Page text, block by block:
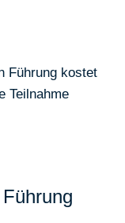
Führung kostet
Teilnahme